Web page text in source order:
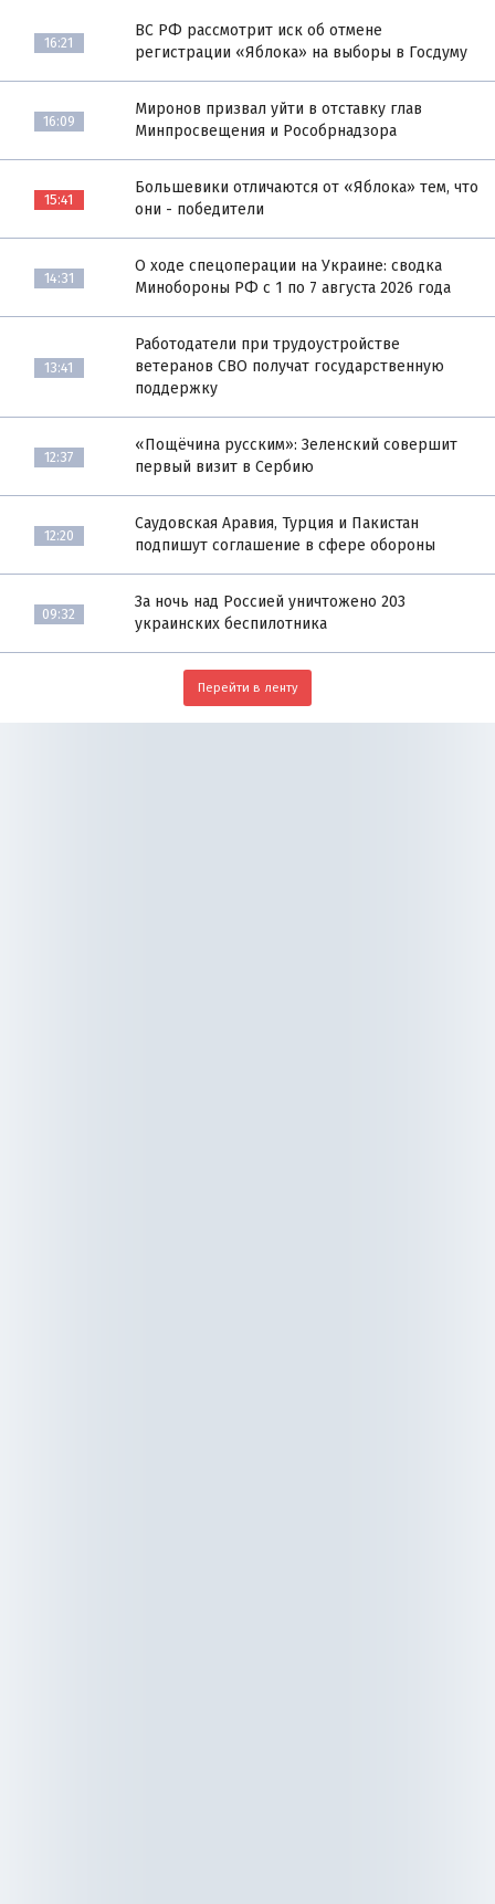
16:21
ВС РФ рассмотрит иск об отмене
регистрации «Яблока» на выборы в Госдуму
16:09
Миронов призвал уйти в отставку глав
Минпросвещения и Рособрнадзора
15:41
Большевики отличаются от «Яблока» тем, что
они - победители
14:31
О ходе спецоперации на Украине: сводка
Минобороны РФ с 1 по 7 августа 2026 года
13:41
Работодатели при трудоустройстве
ветеранов СВО получат государственную
поддержку
12:37
«Пощёчина русским»: Зеленский совершит
первый визит в Сербию
12:20
Саудовская Аравия, Турция и Пакистан
подпишут соглашение в сфере обороны
09:32
За ночь над Россией уничтожено 203
украинских беспилотника
Перейти в ленту